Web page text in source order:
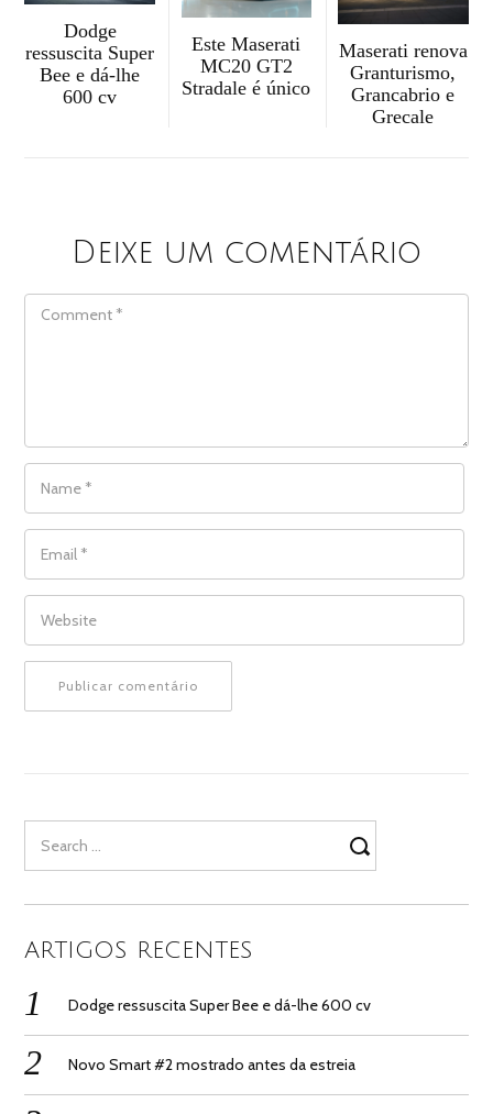
Dodge
ressuscita Super
Bee e dá-lhe
600 cv
Este Maserati
MC20 GT2
Stradale é único
Maserati renova
Granturismo,
Grancabrio e
Grecale
Deixe um comentário
COMMENT
NAME
EMAIL
WEBSITE
for:
ARTIGOS RECENTES
Dodge ressuscita Super Bee e dá-lhe 600 cv
Novo Smart #2 mostrado antes da estreia